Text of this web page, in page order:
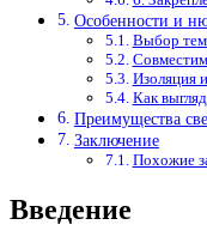
Особенности и
Выбор
Изоляция
Как
Преимущества
Заключение
Похожие
Введение